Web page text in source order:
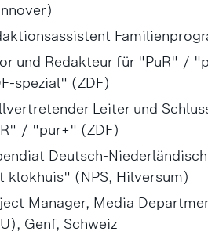
und Redakteur für "PuR" /
spezial" (ZDF)
Leiter und
/ "pur+" (ZDF)
Deutsch-
klokhuis" (NPS, Hilversum)
Manager, Media
Genf, Schweiz